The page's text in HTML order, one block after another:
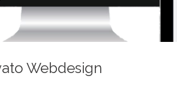
Webdesign